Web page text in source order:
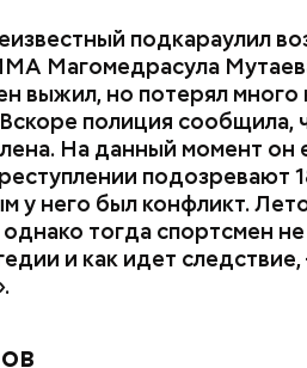
подкараулил
Магомедрасула
выжил, но потерял много
полиция сообщила,
На данный момент он
подозревают
у него был конфликт.
тогда спортсмен не
и как идет